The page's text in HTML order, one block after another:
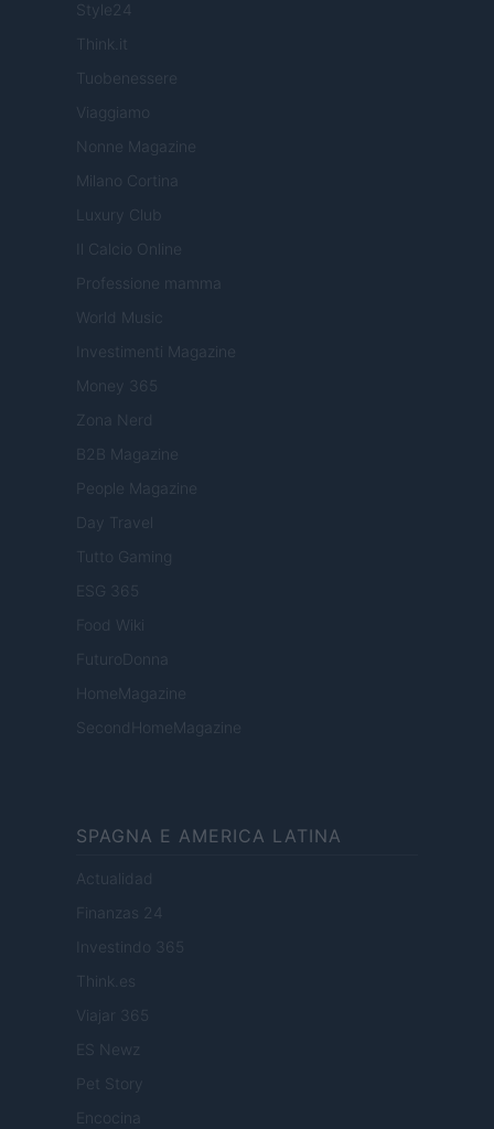
Style24
Think.it
Tuobenessere
Viaggiamo
Nonne Magazine
Milano Cortina
Luxury Club
Il Calcio Online
Professione mamma
World Music
Investimenti Magazine
Money 365
Zona Nerd
B2B Magazine
People Magazine
Day Travel
Tutto Gaming
ESG 365
Food Wiki
FuturoDonna
HomeMagazine
SecondHomeMagazine
SPAGNA E AMERICA LATINA
Actualidad
Finanzas 24
Investindo 365
Think.es
Viajar 365
ES Newz
Pet Story
Encocina